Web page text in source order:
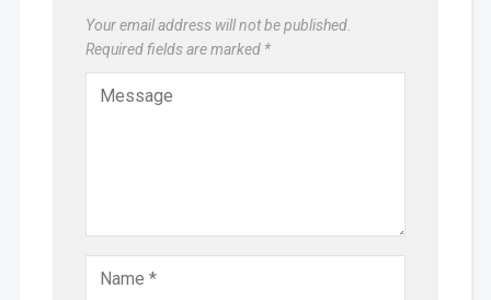
Your email address will not be published.
Required fields are marked *